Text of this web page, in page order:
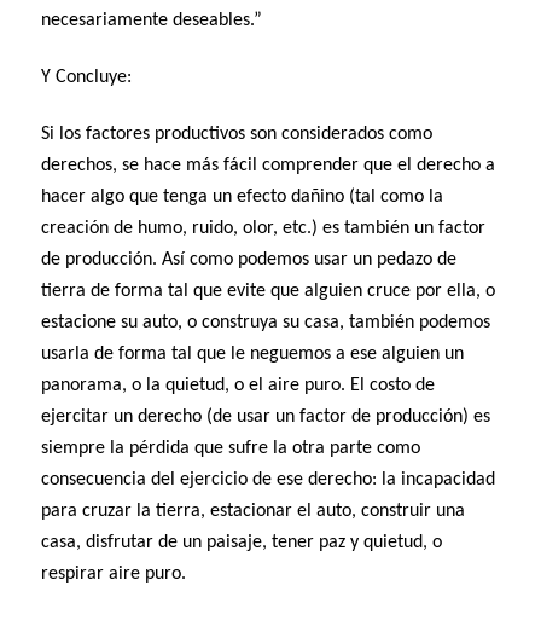
necesariamente deseables.”
Y Concluye:
Si los factores productivos son considerados como
derechos, se hace más fácil comprender que el derecho a
hacer algo que tenga un efecto dañino (tal como la
creación de humo, ruido, olor, etc.) es también un factor
de producción. Así como podemos usar un pedazo de
tierra de forma tal que evite que alguien cruce por ella, o
estacione su auto, o construya su casa, también podemos
usarla de forma tal que le neguemos a ese alguien un
panorama, o la quietud, o el aire puro. El costo de
ejercitar un derecho (de usar un factor de producción) es
siempre la pérdida que sufre la otra parte como
consecuencia del ejercicio de ese derecho: la incapacidad
para cruzar la tierra, estacionar el auto, construir una
casa, disfrutar de un paisaje, tener paz y quietud, o
respirar aire puro.